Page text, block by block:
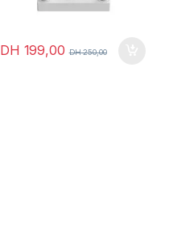
DH 199,00 DH250,00